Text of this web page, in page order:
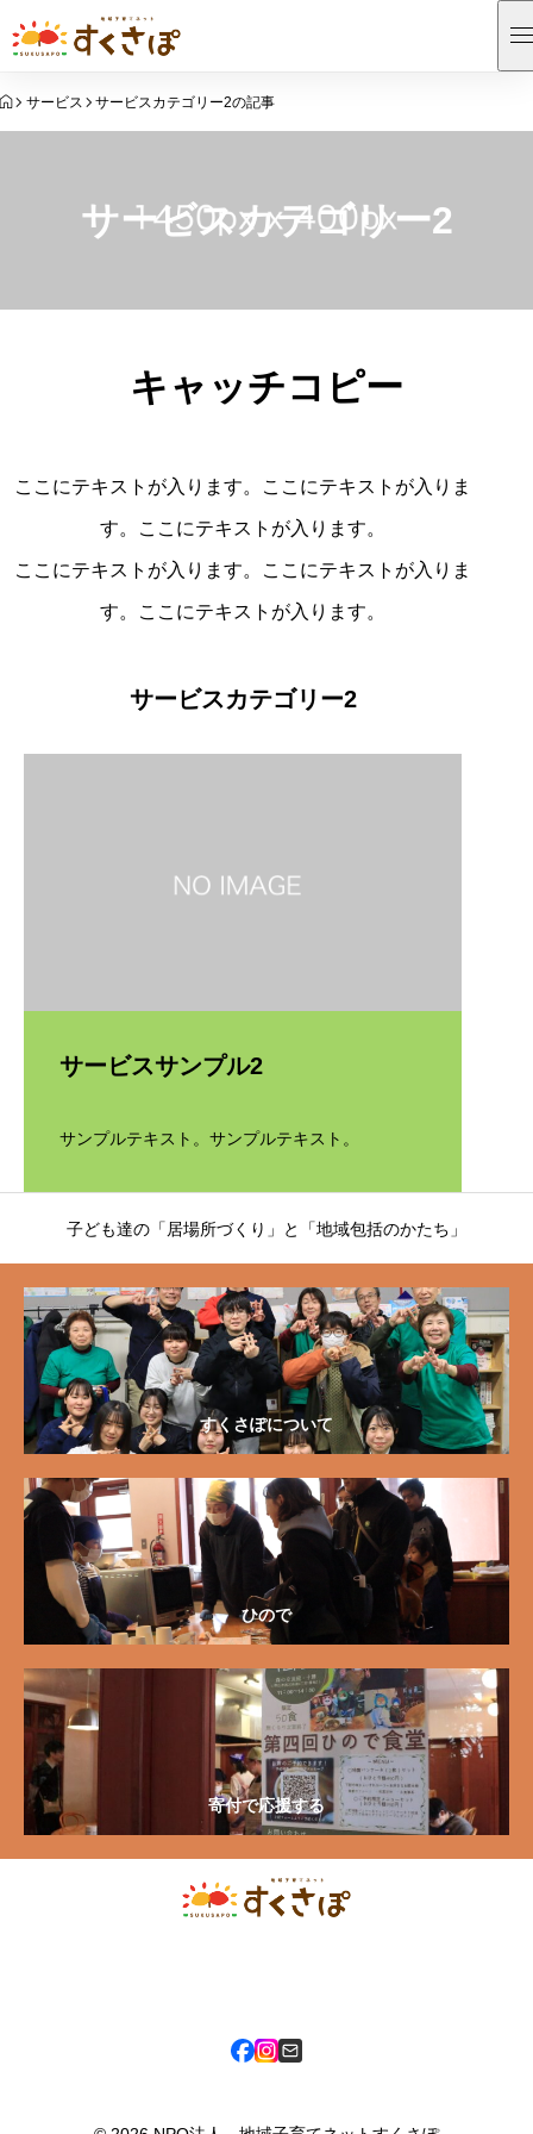
HOME
サービス サービスカテゴリー2の記事
サービスカテゴリー2
キャッチコピー
ここにテキストが入ります。ここにテキストが入りま
す。ここにテキストが入ります。
ここにテキストが入ります。ここにテキストが入りま
す。ここにテキストが入ります。
サービスカテゴリー2
サービスサンプル2
サンプルテキスト。サンプルテキスト。
子ども達の「居場所づくり」と「地域包括のかたち」
すくさぽについて
ひので
寄付で応援する